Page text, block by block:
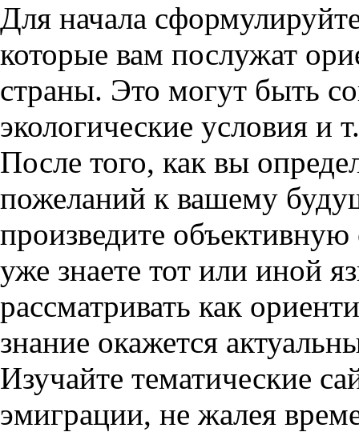
Для начала
которые вам послужат
страны. Это могут быть
экологические условия и
После того, как вы
пожеланий к вашему
произведите
уже знаете тот или иной
рассматривать как
знание окажется
Изучайте тематические
эмиграции, не жалея